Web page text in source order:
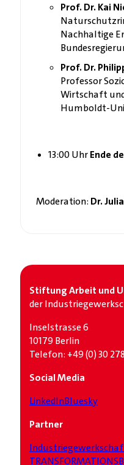
Prof. Dr. Kai
Nachhaltige
Prof. Dr.
Professor
Wirtschaft
Humboldt-
13:00 UhrEnde
Moderation: Dr.
Stiftung Arbeit und
der
Inselstrasse 6
10179 Berlin
Telefon: +49 (0) 30
Social Media
LinkedInBluesky
Partner